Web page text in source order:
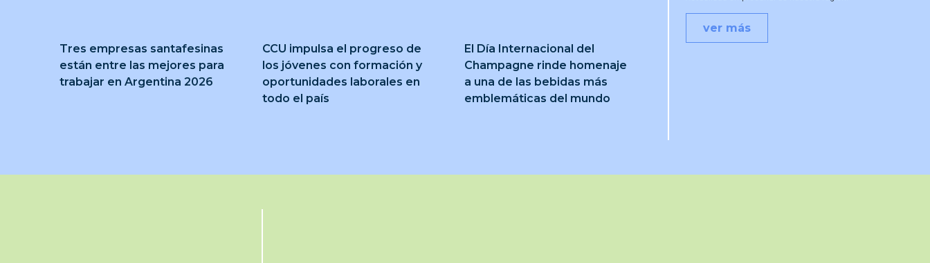
Tres empresas santafesinas
están entre las mejores para
trabajar en Argentina 2026
CCU impulsa el progreso de
los jóvenes con formación y
oportunidades laborales en
todo el país
El Día Internacional del
Champagne rinde homenaje
a una de las bebidas más
emblemáticas del mundo
ver más